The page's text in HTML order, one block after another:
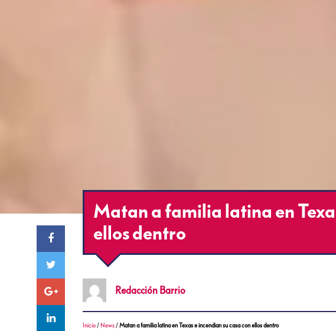
Matan a familia latina en
ellos dentro
Redacción Barrio
Inicio / News /Matan a familia latina en Texas e incendian su casa con ellos dentro